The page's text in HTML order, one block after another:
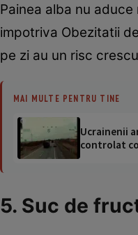
Painea alba nu
impotriva Obezitatii
pe zi au un risc
MAI MULTE PENTRU TINE
Ucrainenii
controlat
5. Suc de